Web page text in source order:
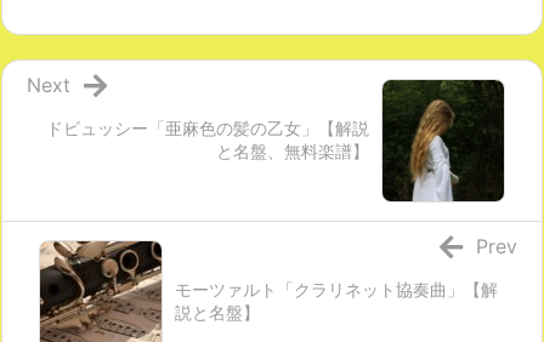
ドビュッシー「亜麻色の髪の乙女」【解説
と名盤、無料楽譜】
Next
モーツァルト「クラリネット協奏曲」【解
説と名盤】
Prev